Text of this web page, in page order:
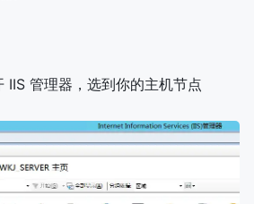
IIS 管理器，选到你的主机节点